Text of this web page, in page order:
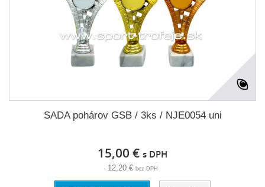
SADA pohárov GSB / 3ks / NJE0054 uni
15,00 € s DPH
12,20 € bez DPH